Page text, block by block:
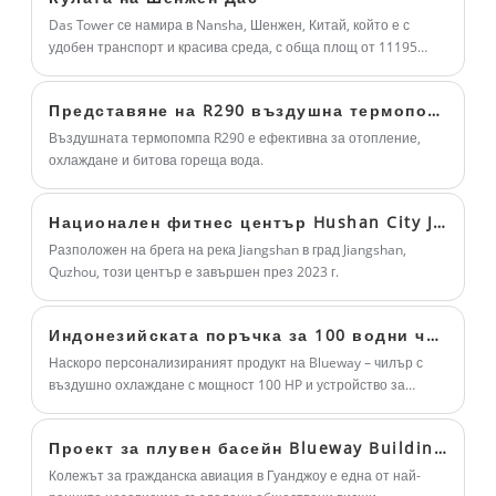
навременна доставка.
проектирани за допълващ въздух, където
само външният въздух се обработва и
изпраща в пространството.
подаване на свеж въздух, мощна
функция, надеждна работа и елегантен
външен вид на продукта. Винаги е добър
Das Tower се намира в Nansha, Шенжен, Китай, който е с
удобен транспорт и красива среда, с обща площ от 11195
хотел, банка, кетъринг и фитнес услуга. За да се гарантира
използването на ежедневното търсене за цялата сграда през
цялата година, тя приема термопомпа с въздушен източник
въздушно охлаждане.
Представяне на R290 въздушна термопомпа
Въздушната термопомпа R290 е ефективна за отопление,
охлаждане и битова гореща вода.
Национален фитнес център Hushan City Jiangshan
Разположен на брега на река Jiangshan в град Jiangshan,
Quzhou, този център е завършен през 2023 г.
Индонезийската поръчка за 100 водни чилъра с въздушно охлаждане с рекуператор на гореща вода беше успешно изнесена.
Наскоро персонализираният продукт на Blueway – чилър с
въздушно охлаждане с мощност 100 HP и устройство за
Индонезия.
Проект за плувен басейн Blueway Building: колеж за гражданска авиация в Гуанджоу
Колежът за гражданска авиация в Гуанджоу е една от най-